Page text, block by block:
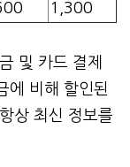
1,300
및 카드 결제
에 비해 할인된
상 최신 정보를